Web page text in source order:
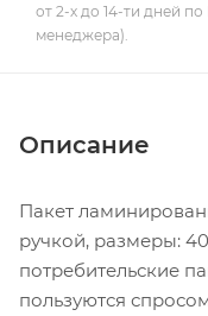
от 2-х до 14-ти дней
менеджера).
Описание
Пакет
ручкой, размеры:
потребительские
пользуются